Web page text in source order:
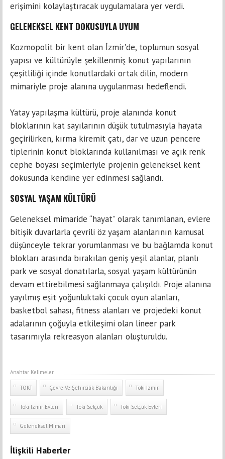
erişimini kolaylaştıracak uygulamalara yer verdi.
GELENEKSEL KENT DOKUSUYLA UYUM
Kozmopolit bir kent olan İzmir'de, toplumun sosyal
yapısı ve kültürüyle şekillenmiş konut yapılarının
çeşitliliği içinde konutlardaki ortak dilin, modern
mimariyle proje alanına uygulanması hedeflendi.
Yatay yapılaşma kültürü, proje alanında konut
bloklarının kat sayılarının düşük tutulmasıyla hayata
geçirilirken, kırma kiremit çatı, dar ve uzun pencere
tiplerinin konut bloklarında kullanılması ve açık renk
cephe boyası seçimleriyle projenin geleneksel kent
dokusunda kendine yer edinmesi sağlandı.
SOSYAL YAŞAM KÜLTÜRÜ
Geleneksel mimaride “hayat” olarak tanımlanan, evlere
bitişik duvarlarla çevrili öz yaşam alanlarının kamusal
düşünceyle tekrar yorumlanması ve bu bağlamda konut
blokları arasında bırakılan geniş yeşil alanlar, planlı
park ve sosyal donatılarla, sosyal yaşam kültürünün
devam ettirebilmesi sağlanmaya çalışıldı. Proje alanına
yayılmış eşit yoğunluktaki çocuk oyun alanları,
basketbol sahası, fitness alanları ve projedeki konut
adalarının çoğuyla etkileşimi olan lineer park
tasarımıyla rekreasyon alanları oluşturuldu.
Anahtar Kelimeler
TOKİ Çevre Ve Şehircilik Bakanlığı Toki Izmir
Toki Izmir Evleri Toki Selçuk Toki Selçuk Evleri
Geleneksel Mimari
İlişkili Haberler